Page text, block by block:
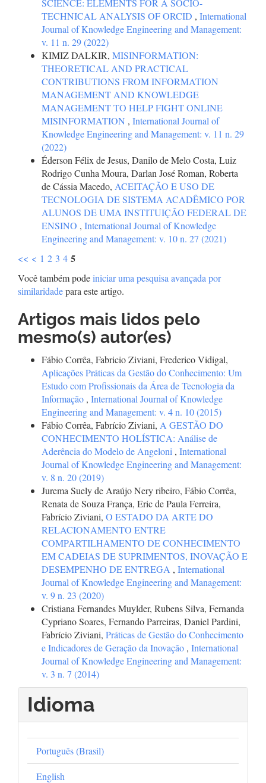
TECHNICAL ANALYSIS OF ORCID , International
Journal of Knowledge Engineering and Management:
v. 11 n. 29 (2022)
KIMIZ DALKIR, MISINFORMATION:
THEORETICAL AND PRACTICAL
CONTRIBUTIONS FROM INFORMATION
MANAGEMENT AND KNOWLEDGE
MANAGEMENT TO HELP FIGHT ONLINE
MISINFORMATION , International Journal of
Knowledge Engineering and Management: v. 11 n. 29
(2022)
Éderson Félix de Jesus, Danilo de Melo Costa, Luiz
Rodrigo Cunha Moura, Darlan José Roman, Roberta
de Cássia Macedo, ACEITAÇÃO E USO DE
TECNOLOGIA DE SISTEMA ACADÊMICO POR
ALUNOS DE UMA INSTITUIÇÃO FEDERAL DE
ENSINO , International Journal of Knowledge
Engineering and Management: v. 10 n. 27 (2021)
<< < 1 2 3 4 5
Você também podeiniciar uma pesquisa avançada por
similaridadepara este artigo.
Artigos mais lidos pelo
mesmo(s) autor(es)
Fábio Corrêa, Fabricio Ziviani, Frederico Vidigal,
Aplicações Práticas da Gestão do Conhecimento: Um
Estudo com Profissionais da Área de Tecnologia da
Informação , International Journal of Knowledge
Engineering and Management: v. 4 n. 10 (2015)
Fábio Corrêa, Fabrício Ziviani, A GESTÃO DO
CONHECIMENTO HOLÍSTICA: Análise de
Aderência do Modelo de Angeloni , International
Journal of Knowledge Engineering and Management:
v. 8 n. 20 (2019)
Jurema Suely de Araújo Nery ribeiro, Fábio Corrêa,
Renata de Souza França, Eric de Paula Ferreira,
Fabrício Ziviani, O ESTADO DA ARTE DO
RELACIONAMENTO ENTRE
COMPARTILHAMENTO DE CONHECIMENTO
EM CADEIAS DE SUPRIMENTOS, INOVAÇÃO E
DESEMPENHO DE ENTREGA , International
Journal of Knowledge Engineering and Management:
v. 9 n. 23 (2020)
Cristiana Fernandes Muylder, Rubens Silva, Fernanda
Cypriano Soares, Fernando Parreiras, Daniel Pardini,
Fabrício Ziviani, Práticas de Gestão do Conhecimento
e Indicadores de Geração da Inovação , International
Journal of Knowledge Engineering and Management:
v. 3 n. 7 (2014)
Idioma
Português (Brasil)
English